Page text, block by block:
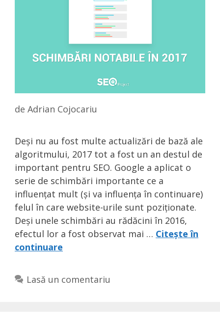
de Adrian Cojocariu
Deși nu au fost multe actualizări de bază ale
algoritmului, 2017 tot a fost un an destul de
important pentru SEO. Google a aplicat o
serie de schimbări importante ce a
influențat mult (și va influența în continuare)
felul în care website-urile sunt poziționate.
Deși unele schimbări au rădăcini în 2016,
efectul lor a fost observat mai … Citește în
continuare
Lasă un comentariu